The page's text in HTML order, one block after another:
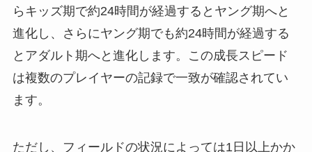
らキッズ期で約24時間が経過するとヤング期へと
進化し、さらにヤング期でも約24時間が経過する
とアダルト期へと進化します。この成長スピード
は複数のプレイヤーの記録で一致が確認されてい
ます。
ただし、フィールドの状況によっては1日以上かか